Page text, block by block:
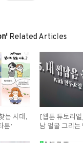
Related Articles
는 시대,
툰’
[웹툰 튜토리
남 얼굴 그리